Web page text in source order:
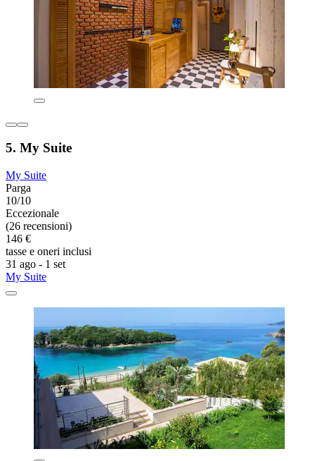
5. My Suite
My Suite
Parga
10/10
Eccezionale
(26 recensioni)
146 €
tasse e oneri inclusi
31 ago - 1 set
My Suite